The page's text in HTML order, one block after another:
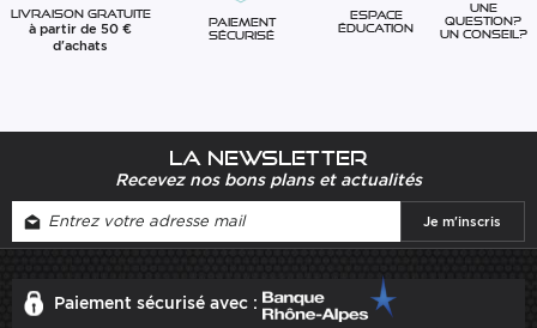
Livraison gratuite
à partir de 50 €
d'achats
Paiement
sécurisé
Espace
éducation
Une
question?
Un conseil?
La newsletter
Recevez nos bons plans et actualités
Paiement sécurisé avec :